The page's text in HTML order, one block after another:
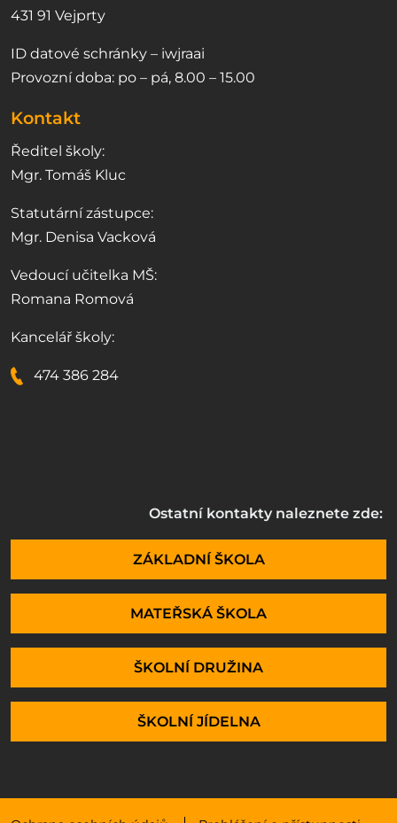
431 91 Vejprty
ID datové schránky – iwjraai
Provozní doba: po – pá, 8.00 – 15.00
Kontakt
Ředitel školy:
Mgr. Tomáš Kluc
Statutární zástupce:
Mgr. Denisa Vacková
Vedoucí učitelka MŠ:
Romana Romová
Kancelář školy:
474 386 284
Ostatní kontakty naleznete zde:
ZÁKLADNÍ ŠKOLA
MATEŘSKÁ ŠKOLA
ŠKOLNÍ DRUŽINA
ŠKOLNÍ JÍDELNA